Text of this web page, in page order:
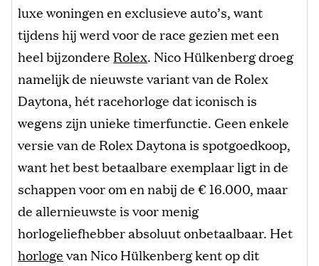
luxe woningen en exclusieve auto’s, want
tijdens hij werd voor de race gezien met een
heel bijzondere Rolex. Nico Hülkenberg droeg
namelijk de nieuwste variant van de Rolex
Daytona, hét racehorloge dat iconisch is
wegens zijn unieke timerfunctie. Geen enkele
versie van de Rolex Daytona is spotgoedkoop,
want het best betaalbare exemplaar ligt in de
schappen voor om en nabij de € 16.000, maar
de allernieuwste is voor menig
horlogeliefhebber absoluut onbetaalbaar. Het
horlogevan Nico Hülkenberg kent op dit